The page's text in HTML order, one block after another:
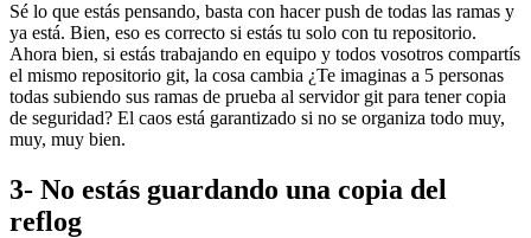
Sé lo que estás pensando, basta con hacer push de todas las ramas y
ya está. Bien, eso es correcto si estás tu solo con tu repositorio.
Ahora bien, si estás trabajando en equipo y todos vosotros compartís
el mismo repositorio git, la cosa cambia ¿Te imaginas a 5 personas
todas subiendo sus ramas de prueba al servidor git para tener copia
de seguridad? El caos está garantizado si no se organiza todo muy,
muy, muy bien.
3- No estás guardando una copia del
reflog